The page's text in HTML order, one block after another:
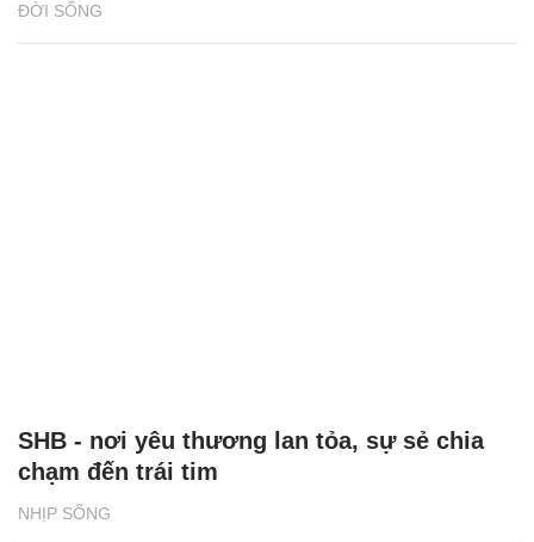
ĐỜI SỐNG
NHỊP SỐNG
SHB - nơi yêu thương lan tỏa, sự sẻ chia
chạm đến trái tim